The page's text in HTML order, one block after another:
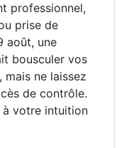
professionnel,
prise de
août, une
bousculer vos
ne laissez
de contrôle.
à votre intuition